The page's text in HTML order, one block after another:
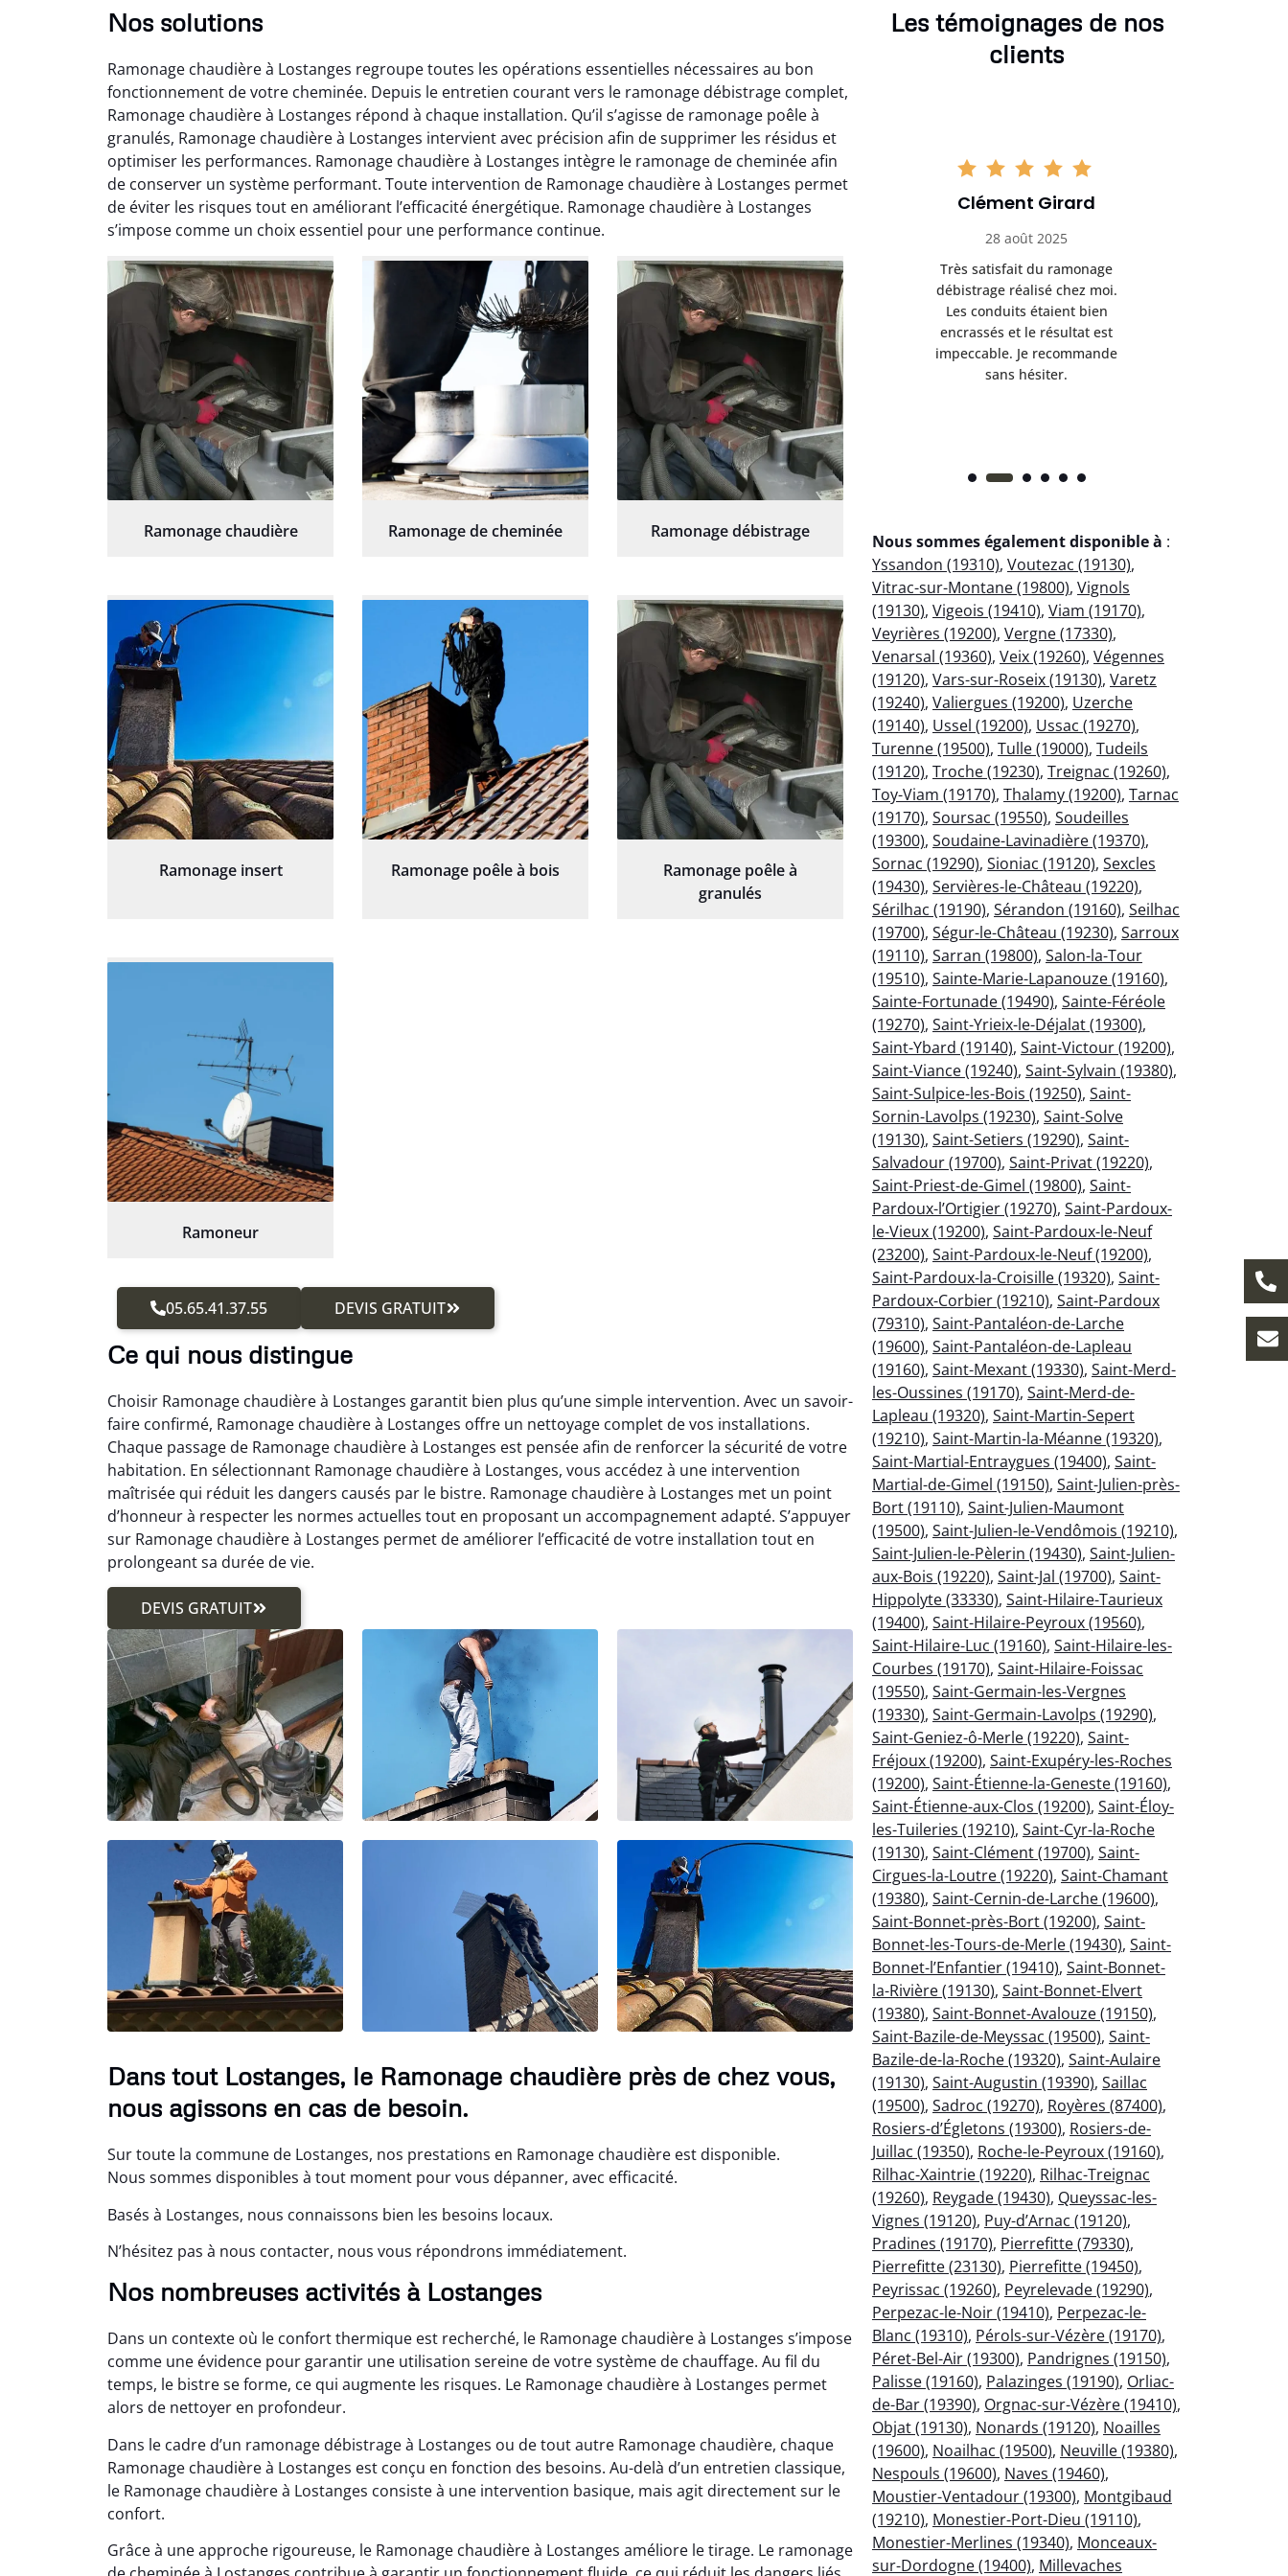
Nos solutions
Ramonage chaudière à Lostanges regroupe toutes les opérations essentielles nécessaires au bon
fonctionnement de votre cheminée. Depuis le entretien courant vers le ramonage débistrage complet,
Ramonage chaudière à Lostanges répond à chaque installation. Qu’il s’agisse de ramonage poêle à
granulés, Ramonage chaudière à Lostanges intervient avec précision afin de supprimer les résidus et
optimiser les performances. Ramonage chaudière à Lostanges intègre le ramonage de cheminée afin
de conserver un système performant. Toute intervention de Ramonage chaudière à Lostanges permet
de éviter les risques tout en améliorant l’efficacité énergétique. Ramonage chaudière à Lostanges
s’impose comme un choix essentiel pour une performance continue.
Ramonage chaudière Ramonage de cheminée Ramonage débistrage
Ramonage insert Ramonage poêle à bois
Ramonage poêle à
granulés
Ramoneur
05.65.41.37.55 DEVIS GRATUIT
Ce qui nous distingue
Choisir Ramonage chaudière à Lostanges garantit bien plus qu’une simple intervention. Avec un savoir-
faire confirmé, Ramonage chaudière à Lostanges offre un nettoyage complet de vos installations.
Chaque passage de Ramonage chaudière à Lostanges est pensée afin de renforcer la sécurité de votre
habitation. En sélectionnant Ramonage chaudière à Lostanges, vous accédez à une intervention
maîtrisée qui réduit les dangers causés par le bistre. Ramonage chaudière à Lostanges met un point
d’honneur à respecter les normes actuelles tout en proposant un accompagnement adapté. S’appuyer
sur Ramonage chaudière à Lostanges permet de améliorer l’efficacité de votre installation tout en
prolongeant sa durée de vie.
DEVIS GRATUIT
Dans tout Lostanges, le Ramonage chaudière près de chez vous,
nous agissons en cas de besoin.
Sur toute la commune de Lostanges, nos prestations en Ramonage chaudière est disponible.
Nous sommes disponibles à tout moment pour vous dépanner, avec efficacité.
Basés à Lostanges, nous connaissons bien les besoins locaux.
N’hésitez pas à nous contacter, nous vous répondrons immédiatement.
Nos nombreuses activités à Lostanges
Dans un contexte où le confort thermique est recherché, le Ramonage chaudière à Lostanges s’impose
comme une évidence pour garantir une utilisation sereine de votre système de chauffage. Au fil du
temps, le bistre se forme, ce qui augmente les risques. Le Ramonage chaudière à Lostanges permet
alors de nettoyer en profondeur.
Dans le cadre d’un ramonage débistrage à Lostanges ou de tout autre Ramonage chaudière, chaque
Ramonage chaudière à Lostanges est conçu en fonction des besoins. Au-delà d’un entretien classique,
le Ramonage chaudière à Lostanges consiste à une intervention basique, mais agit directement sur le
confort.
Grâce à une approche rigoureuse, le Ramonage chaudière à Lostanges améliore le tirage. Le ramonage
Les témoignages de nos
clients
Nicolas Perrin
22 janvier 2026
Intervention rapide et très
propre pour le ramonage
débistrage. On sent tout de
suite la différence au niveau
du tirage. Très satisfait.
Yannick Morel
Intervention très efficace
pour le ramonage débistrage
de ma cheminée. Le tirage
est nettement meilleur et
plus aucune odeur. Travail
propre et rapide.
Clément Girard
28 août 2025
Très satisfait du ramonage
débistrage réalisé chez moi.
Les conduits étaient bien
encrassés et le résultat est
impeccable. Je recommande
sans hésiter.
Nous sommes également disponible à :
Yssandon (19310), Voutezac (19130),
Vitrac-sur-Montane (19800), Vignols
(19130), Vigeois (19410), Viam (19170),
Veyrières (19200), Vergne (17330),
Venarsal (19360), Veix (19260), Végennes
(19120), Vars-sur-Roseix (19130), Varetz
(19240), Valiergues (19200), Uzerche
(19140), Ussel (19200), Ussac (19270),
Turenne (19500), Tulle (19000), Tudeils
(19120), Troche (19230), Treignac (19260),
Toy-Viam (19170), Thalamy (19200), Tarnac
(19170), Soursac (19550), Soudeilles
(19300), Soudaine-Lavinadière (19370),
Sornac (19290), Sioniac (19120), Sexcles
(19430), Servières-le-Château (19220),
Sérilhac (19190), Sérandon (19160), Seilhac
(19700), Ségur-le-Château (19230), Sarroux
(19110), Sarran (19800), Salon-la-Tour
(19510), Sainte-Marie-Lapanouze (19160),
Sainte-Fortunade (19490), Sainte-Féréole
(19270), Saint-Yrieix-le-Déjalat (19300),
Saint-Ybard (19140), Saint-Victour (19200),
Saint-Viance (19240), Saint-Sylvain (19380),
Saint-Sulpice-les-Bois (19250), Saint-
Sornin-Lavolps (19230), Saint-Solve
(19130), Saint-Setiers (19290), Saint-
Salvadour (19700), Saint-Privat (19220),
Saint-Priest-de-Gimel (19800), Saint-
Pardoux-l’Ortigier (19270), Saint-Pardoux-
le-Vieux (19200), Saint-Pardoux-le-Neuf
(23200), Saint-Pardoux-le-Neuf (19200),
Saint-Pardoux-la-Croisille (19320), Saint-
Pardoux-Corbier (19210), Saint-Pardoux
(79310), Saint-Pantaléon-de-Larche
(19600), Saint-Pantaléon-de-Lapleau
(19160), Saint-Mexant (19330), Saint-Merd-
les-Oussines (19170), Saint-Merd-de-
Lapleau (19320), Saint-Martin-Sepert
(19210), Saint-Martin-la-Méanne (19320),
Saint-Martial-Entraygues (19400), Saint-
Martial-de-Gimel (19150), Saint-Julien-près-
Bort (19110), Saint-Julien-Maumont
(19500), Saint-Julien-le-Vendômois (19210),
Saint-Julien-le-Pèlerin (19430), Saint-Julien-
aux-Bois (19220), Saint-Jal (19700), Saint-
Hippolyte (33330), Saint-Hilaire-Taurieux
(19400), Saint-Hilaire-Peyroux (19560),
Saint-Hilaire-Luc (19160), Saint-Hilaire-les-
Courbes (19170), Saint-Hilaire-Foissac
(19550), Saint-Germain-les-Vergnes
(19330), Saint-Germain-Lavolps (19290),
Saint-Geniez-ô-Merle (19220), Saint-
Fréjoux (19200), Saint-Exupéry-les-Roches
(19200), Saint-Étienne-la-Geneste (19160),
Saint-Étienne-aux-Clos (19200), Saint-Éloy-
les-Tuileries (19210), Saint-Cyr-la-Roche
(19130), Saint-Clément (19700), Saint-
Cirgues-la-Loutre (19220), Saint-Chamant
(19380), Saint-Cernin-de-Larche (19600),
Saint-Bonnet-près-Bort (19200), Saint-
Bonnet-les-Tours-de-Merle (19430), Saint-
Bonnet-l’Enfantier (19410), Saint-Bonnet-
la-Rivière (19130), Saint-Bonnet-Elvert
(19380), Saint-Bonnet-Avalouze (19150),
Saint-Bazile-de-Meyssac (19500), Saint-
Bazile-de-la-Roche (19320), Saint-Aulaire
(19130), Saint-Augustin (19390), Saillac
(19500), Sadroc (19270), Royères (87400),
Rosiers-d’Égletons (19300), Rosiers-de-
Juillac (19350), Roche-le-Peyroux (19160),
Rilhac-Xaintrie (19220), Rilhac-Treignac
(19260), Reygade (19430), Queyssac-les-
Vignes (19120), Puy-d’Arnac (19120),
Pradines (19170), Pierrefitte (79330),
Pierrefitte (23130), Pierrefitte (19450),
Peyrissac (19260), Peyrelevade (19290),
Perpezac-le-Noir (19410), Perpezac-le-
Blanc (19310), Pérols-sur-Vézère (19170),
Péret-Bel-Air (19300), Pandrignes (19150),
Palisse (19160), Palazinges (19190), Orliac-
de-Bar (19390), Orgnac-sur-Vézère (19410),
Objat (19130), Nonards (19120), Noailles
(19600), Noailhac (19500), Neuville (19380),
Nespouls (19600), Naves (19460),
Moustier-Ventadour (19300), Montgibaud
(19210), Monestier-Port-Dieu (19110),
Monestier-Merlines (19340), Monceaux-
sur-Dordogne (19400), Millevaches